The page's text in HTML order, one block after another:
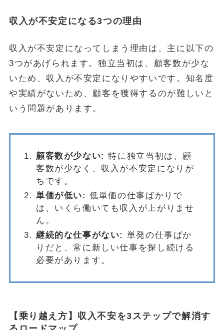
収入が不安定になる3つの理由
収入が不安定になってしまう理由は、主に以下の
3つがあげられます。独立当初は、顧客数が少な
いため、収入が不安定になりやすいです。知名度
や実績がないため、顧客を獲得するのが難しいと
いう問題があります。
顧客数が少ない: 特に独立当初は、顧
客数が少なく、収入が不安定になりが
ちです。
単価が低い: 低単価の仕事ばかりで
は、いくら働いても収入が上がりませ
ん。
継続的な仕事がない: 単発の仕事ばか
りだと、常に新しい仕事を探し続ける
必要があります。
【乗り越え方】収入不安を3ステップで解消す